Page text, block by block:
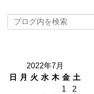
2022年7月
日
月 火 水 木 金 土
1
2